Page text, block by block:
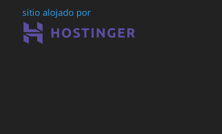
sitio alojado por